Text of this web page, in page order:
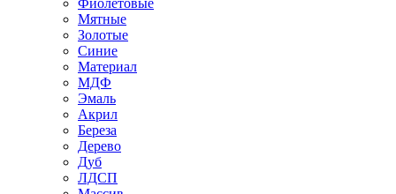
Фиолетовые
Мятные
Золотые
Синие
Материал
МДФ
Эмаль
Акрил
Береза
Дерево
Дуб
ЛДСП